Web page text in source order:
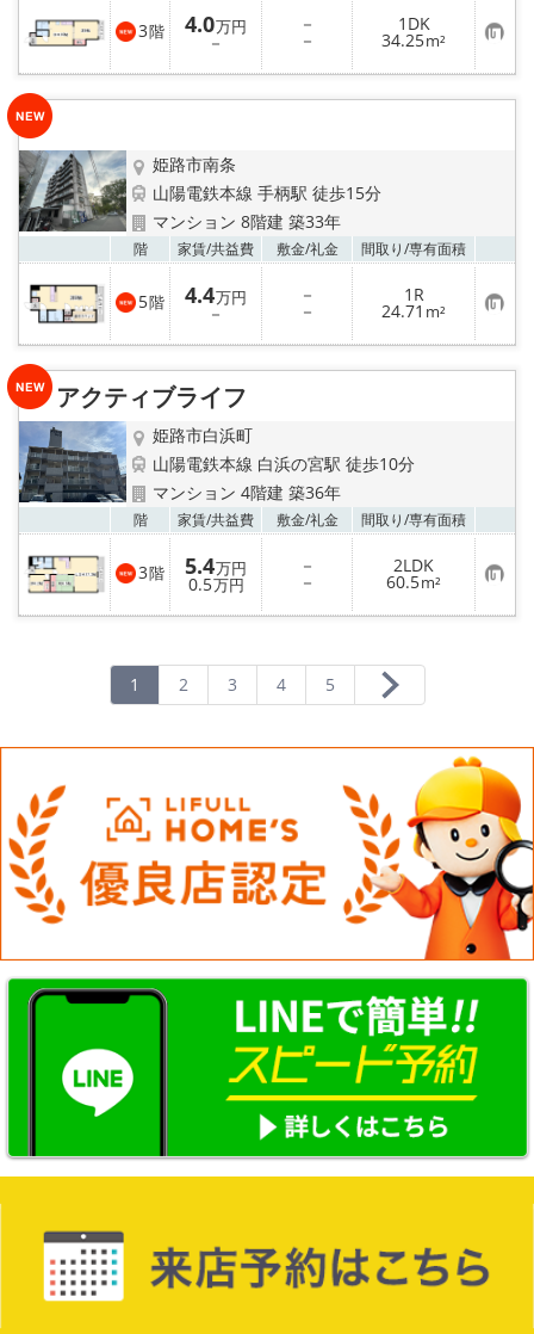
3階 4.0万円
－
－
－
1DK
34.25m² お
気
に
り
姫路市南条
山陽電鉄本線 手柄駅 徒歩15分
マンション 8階建 築33年
階 家賃/共益費 敷金/礼金 間取り/専有面積
5階 4.4万円
－
－
－
1R
24.71 m² お
気
に
り
アクティブライフ
姫路市白浜町
山陽電鉄本線 白浜の宮駅 徒歩10分
マンション 4階建 築36年
階 家賃/共益費 敷金/礼金 間取り/専有面積
3階 5.4万円
0.5万円
－
－
2LDK
60.5m² お
気
に
1 2 3 4 5